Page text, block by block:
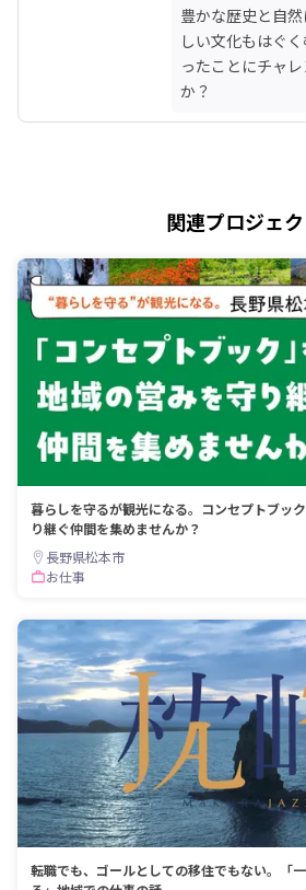
豊かな歴史と自
しい文化もはぐ
ったことにチャ
か？
関連プロジェ
暮らしを守るが観光になる。コンセプトブッ
り継ぐ仲間を集めませんか？
長野県松本市
お仕事
転職でも、ゴールとしての移住でもない。「